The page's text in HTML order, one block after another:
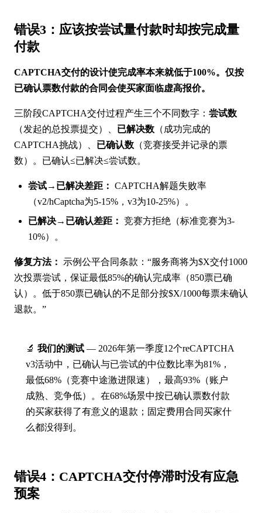
错误3：应该按尝试量付款时却按完成量
付款
CAPTCHA交付的设计使完成率本来就低于100%。仅按
已确认票数付款的合同会使买家面临虚高报价。
三阶段CAPTCHA交付过程产生三个不同数字： 尝试数
（发起的总投票提交）、 已解决数 （成功完成的
CAPTCHA挑战）、 已确认数 （竞赛接受并记录的票
数）。已确认≤已解决≤尝试数。
尝试→已解决差距： CAPTCHA解题失败率
（v2/hCaptcha为5-15%，v3为10-25%）。
已解决→已确认差距： 竞赛方拒绝（标准竞赛为3-
10%）。
修复方法：
示例公平合同条款：“服务商将为$X交付1000
次投票尝试，保证最低85%的确认完成率（850票已确
认）。低于850票已确认的不足部分按$X/1000每票未确认
退款。”
🔬 我们的测试 — 2026年第一季度12个reCAPTCHA
v3活动中，已确认与已尝试的中位数比率为81%，
最低68%（竞赛中途激进限速），最高93%（账户
成熟、竞争低）。在68%场景中按已确认票数付款
的买家获得了有意义的退款；固定费用合同买家什
么都没得到。
错误4：CAPTCHA交付停滞时没有应急
预案